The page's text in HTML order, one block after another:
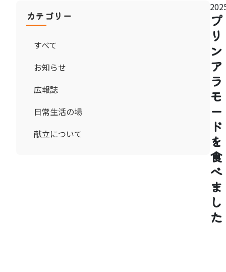
よくある質問
プ
リ
ン
ア
ラ
モ
ー
ド
を
食
べ
ま
し
カテゴリー
すべて
お知らせ
広報誌
日常生活の場
献立について